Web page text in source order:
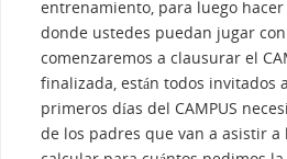
entrenamiento, para luego
donde ustedes puedan jugar
comenzaremos a clausurar el
finalizada, están todos invitados
primeros días del CAMPUS
de los padres que van a asistir